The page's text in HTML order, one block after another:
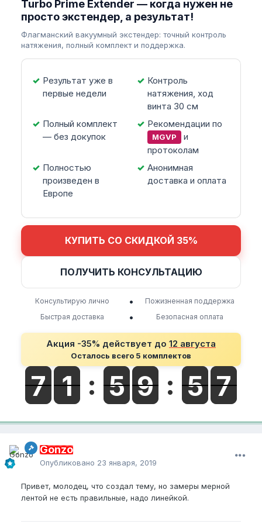
Turbo Prime Extender — когда нужен не
просто экстендер, а результат!
Флагманский вакуумный экстендер: точный контроль
натяжения, полный комплект и поддержка.
Результат уже в
первые недели
Контроль
натяжения, ход
винта 30 см
Полный комплект
— без докупок
Рекомендации по
MGVP
и
протоколам
Полностью
произведен в
Европе
Анонимная
доставка и оплата
КУПИТЬ СО СКИДКОЙ 35%
ПОЛУЧИТЬ КОНСУЛЬТАЦИЮ
Консультирую лично •
Пожизненная поддержка
Быстрая доставка
• Безопасная оплата
Акция -35% действует до 12 августа
Осталось всего 5 комплектов
Gonzo
Опубликовано 23 января, 2019
Привет, молодец, что создал тему, но замеры мерной
лентой не есть правильные, надо линейкой.